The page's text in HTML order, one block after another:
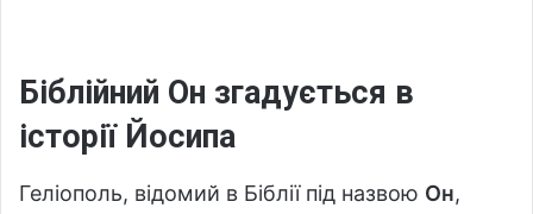
Біблійний Он згадується в
історії Йосипа
Геліополь, відомий в Біблії під назвою Он,